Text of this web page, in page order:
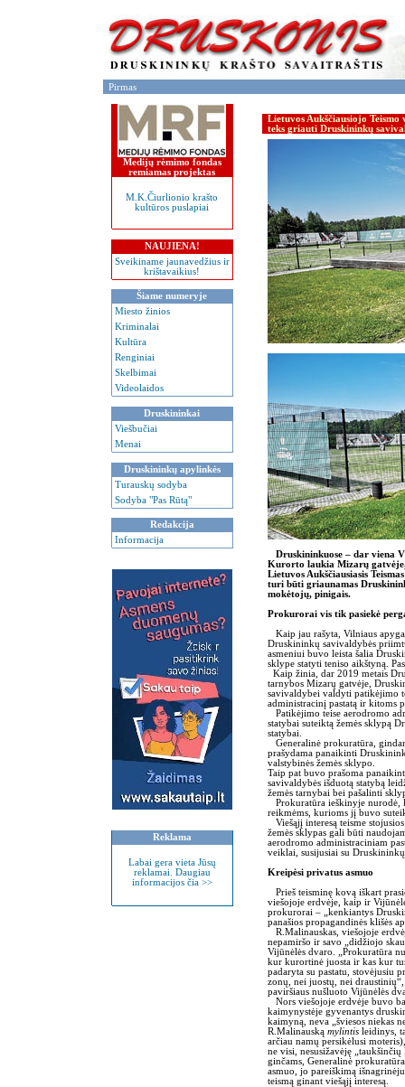
Pirmas
Medijų rėmimo fondas
remiamas projektas
M.K.Čiurlionio krašto
kultūros puslapiai
NAUJIENA!
Sveikiname jaunavedžius ir
krištavaikius!
Šiame numeryje
Miesto žinios
Kriminalai
Kultūra
Renginiai
Skelbimai
Videolaidos
Druskininkai
Viešbučiai
Menai
Druskininkų apylinkės
Turauskų sodyba
Sodyba "Pas Rūtą"
Redakcija
Informacija
Reklama
Labai gera vieta Jūsų
reklamai. Daugiau
informacijos čia >>
Lietuvos Aukščiausiojo
teks griauti Druskininkų
Druskininkuose – dar viena
Kurorto laukia Mizarų
Lietuvos Aukščiausiasis
turi būti griaunamas
mokėtojų, pinigais.
Prokurorai vis tik pasiekė
Kaip jau rašyta, Vilniaus
Druskininkų savivaldybės
asmeniui buvo leista šalia
sklype statyti teniso aikštyną.
Kaip žinia, dar 2019 metais
tarnybos Mizarų gatvėje,
savivaldybei valdyti patikėjimo
administracinį pastatą ir kitoms
Patikėjimo teise aerodromo
statybai suteiktą žemės sklypą
statybai.
Generalinė prokuratūra,
prašydama panaikinti
valstybinės žemės sklypo.
Taip pat buvo prašoma
savivaldybės išduotą statybą
žemės tarnybai bei pašalinti
Prokuratūra ieškinyje nurodė,
reikmėms, kurioms jį buvo
Viešąjį interesą teisme
žemės sklypas gali būti
aerodromo administraciniam
veiklai, susijusiai su
Kreipėsi privatus asmuo
Prieš teisminę kovą iškart
viešojoje erdvėje, kaip ir
prokurorai – „kenkiantys
panašios propagandinės klišės
R.Malinauskas, viešojoje
nepamiršo ir savo „didžiojo
Vijūnėlės dvaro. „Prokuratūra
kur kurortinė juosta ir kas kur
padaryta su pastatu, stovėjusiu
zonų, nei juostų, nei
paviršiaus nušluoto Vijūnėlės
Nors viešojoje erdvėje buvo
kaimynystėje gyvenantys
kaimyną, neva „šviesos niekas
R.Malinauską mylintis leidinys,
arčiau namų persikėlusi
ne visi, nesusižavėję
ginčams, Generalinė
asmuo, jo pareiškimą
teismą ginant viešąjį interesą.